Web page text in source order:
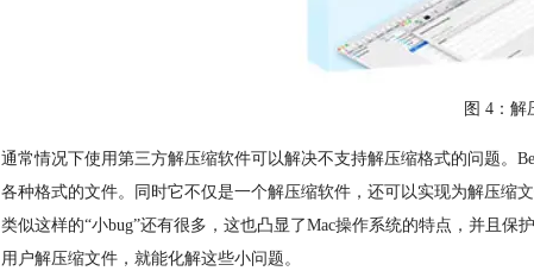
图 4：解
通常情况下使用第三方解压缩软件可以解决不支持解压缩格式的问题。
各种格式的文件。同时它不仅是一个解压缩软件，还可以实现为解压缩
类似这样的“小bug”还有很多，这也凸显了Mac操作系统的特点，并且
用户解压缩文件，就能化解这些小问题。